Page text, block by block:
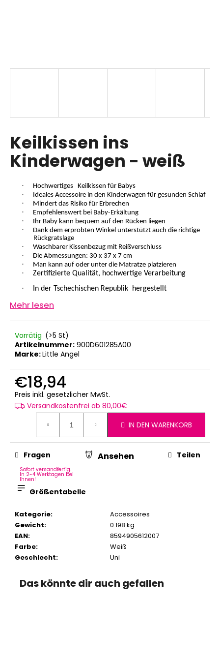
Keilkissen ins
Kinderwagen - weiß
· Hochwertiges Keilkissen für Babys
· Ideales Accessoire in den Kinderwagen für gesunden Schlaf
· Mindert das Risiko für Erbrechen
· Empfehlenswert bei Baby-Erkältung
· Ihr Baby kann bequem auf den Rücken liegen
·
Dank dem erprobten Winkel unterstützt auch die richtige
Rückgratslage
· Waschbarer Kissenbezug mit Reißverschluss
· Die Abmessungen: 30 x 37 x 7 cm
· Man kann auf oder unter die Matratze platzieren
·
Zertifizierte Qualität, hochwertige Verarbeitung
·
In der Tschechischen Republik hergestellt
Mehr lesen
Vorrätig (>5 St)
Artikelnummer: 900D601285A00
Marke:Little Angel
€18,94
Preis inkl. gesetzlicher MwSt.
Versandkostenfrei ab 80,00€
IN DEN WARENKORB
Kategorie:
Accessoires
Gewicht:
0.198 kg
EAN:
8594905612007
Farbe:
Weiß
Geschlecht: Uni
Fragen Ansehen Teilen
Sofort versandfertig.
In 2-4 Werktagen bei
Ihnen!
Größentabelle
Das könnte dir auch gefallen
p
f
e
h
KINDERSITZUNTERLAGE
OUTLAST®
GRAU
MELIERT
€24,90